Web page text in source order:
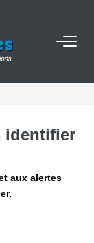
identifier
aux alertes